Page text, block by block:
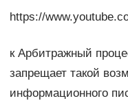
https://
к Арбитражный
запрещает такой
информационного